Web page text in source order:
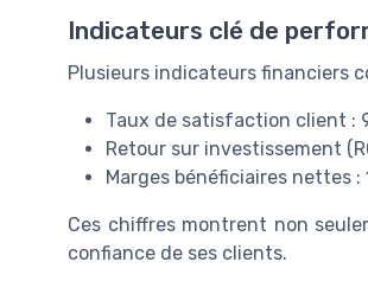
Indicateurs clé de
Plusieurs indicateurs financiers
Taux de satisfaction client :
Retour sur investissement
Marges bénéficiaires nettes :
Ces chiffres montrent non
confiance de ses clients.